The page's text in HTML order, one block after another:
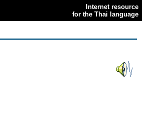
Internet resource
for the Thai language